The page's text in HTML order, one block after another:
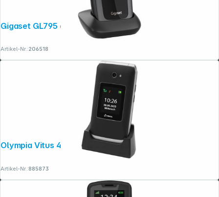
Gigaset GL795 dunkelgrau
Artikel-Nr.:206518
Olympia Vitus 4G schwarz
Artikel-Nr.:885873